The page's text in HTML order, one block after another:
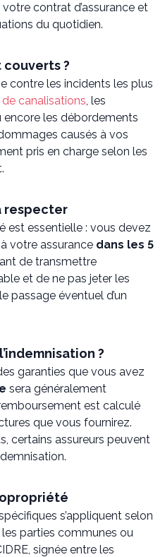
contrat d’assurance et
du quotidien.
couverts ?
contre les incidents les plus
canalisations, les
les débordements
causés à vos
pris en charge selon les
respecter
est essentielle : vous devez
votre assurance dans les 5
de transmettre
et de ne pas jeter les
passage éventuel d’un
?
garanties que vous avez
sera généralement
est calculé
que vous fournirez.
certains assureurs peuvent
s’appliquent selon
parties communes ou
signée entre les